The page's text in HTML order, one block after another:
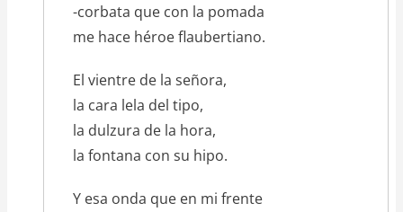
-corbata que con la pomada
me hace héroe flaubertiano.
El vientre de la señora,
la cara lela del tipo,
la dulzura de la hora,
la fontana con su hipo.
Y esa onda que en mi frente